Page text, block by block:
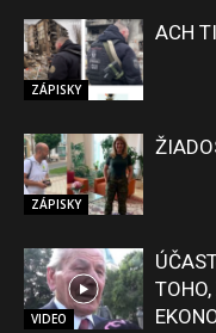
ZÁPISKY
ACH
ZÁPISKY
VIDEO